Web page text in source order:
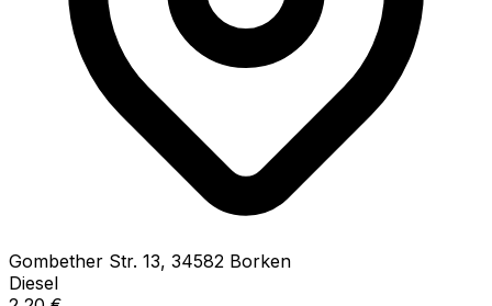
Gombether Str. 13, 34582 Borken
Diesel